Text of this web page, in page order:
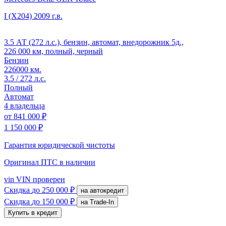
I (X204) 2009 г.в.
3.5 АТ (272 л.с.), бензин, автомат, внедорожник 5д.,
226 000 км, полный, черный
Бензин
226000 км.
3.5 / 272 л.с.
Полный
Автомат
4 владельца
от 841 000 ₽
1 150 000 ₽
Гарантия юридической чистоты
Оригинал ПТС в наличии
vin VIN проверен
Скидка до 250 000 ₽ на автокредит
Скидка до 150 000 ₽
на Trade-In
Купить в кредит